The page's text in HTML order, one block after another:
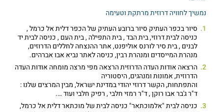
נמשיך לחוויה דרוזית מרתקת וטעימה
סיור בכפר העתיק סיור ברובע העתיק של הכפר דלית אל כרמל ,
כניסה לבית דרוזי, בית הבד , בית התפילה , בית העם , כניסה לבית יד
לבנים , בית סיר לורנס אוליפנט, אתר ההנצחה לחללים הדרוזים,
מנהרת המייסדים ומנהרת רבין, כניסה לאתר נביא אבו אברהים.
הרצאה אודות העדה הדרוזית הרצאה מפי מרצה מומחה אודות העדה
הדרוזית, אמונות ומנהגים, היסטוריה
והתפתחות, הקשר דרוזי יהודי במדינת ישראל, מבין המרצים שלנו :
ד"ר ג'בר אבו רוקן , ד"ר רמזי חלבי , רפיק חלבי ועוד ….
כניסה לבית "אלמוכתאר" כניסה לבית של מוכתאר דלית אל כרמל,